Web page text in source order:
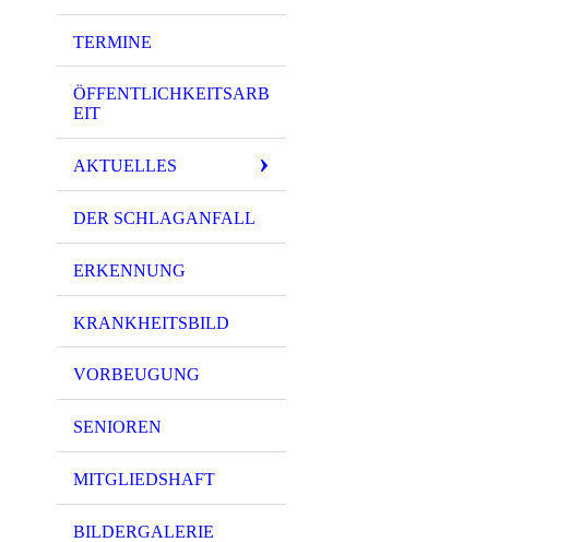
TERMINE
ÖFFENTLICHKEITSARB
EIT
AKTUELLES
DER SCHLAGANFALL
ERKENNUNG
KRANKHEITSBILD
VORBEUGUNG
SENIOREN
MITGLIEDSHAFT
BILDERGALERIE